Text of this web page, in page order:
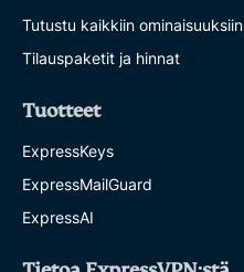
Tutustu kaikkiin ominaisuuksiin
Tilauspaketit ja hinnat
Tuotteet
ExpressKeys
ExpressMailGuard
ExpressAI